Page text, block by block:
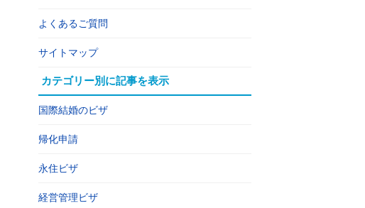
よくあるご質問
サイトマップ
カテゴリー別に記事を表示
国際結婚のビザ
帰化申請
永住ビザ
経営管理ビザ